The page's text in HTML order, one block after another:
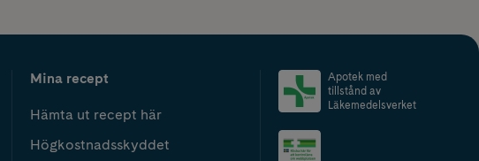
Mina recept
Hämta ut recept här
Högkostnadsskyddet
Apotek med
tillstånd av
Läkemedelsverket